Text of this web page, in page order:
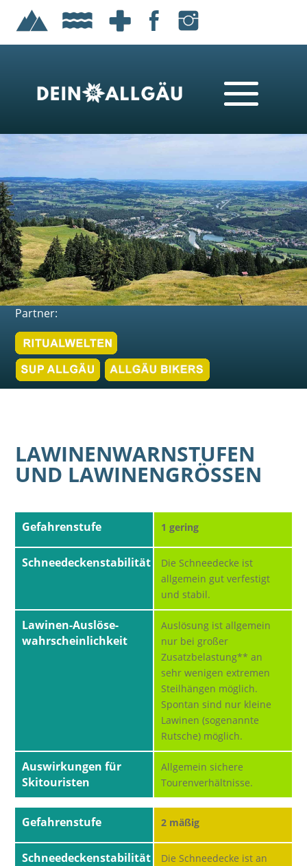
Partner:
LAWINENWARNSTUFEN
UND LAWINENGRÖSSEN
Gefahrenstufe
Schneedeckenstabilität
Lawinen-Auslöse-
wahrscheinlichkeit
Auswirkungen für
Skitouristen
1 gering
Die Schneedecke ist
allgemein gut verfestigt
und stabil.
Auslösung ist allgemein
nur bei großer
Zusatzbelastung** an
sehr wenigen extremen
Steilhängen möglich.
Spontan sind nur kleine
Lawinen (sogenannte
Rutsche) möglich.
Allgemein sichere
Tourenverhältnisse.
Gefahrenstufe
Schneedeckenstabilität
2 mäßig
Die Schneedecke ist an